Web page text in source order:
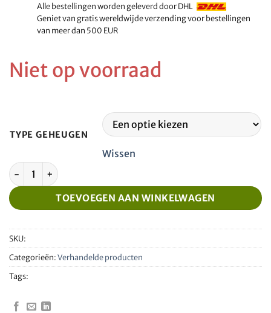
Alle bestellingen worden geleverd door DHL
Geniet van gratis wereldwijde verzending voor bestellingen
van meer dan 500 EUR
Niet op voorraad
TYPE GEHEUGEN
Wissen
Raspberry Pi4 Model B 2GB + Levtech zeer efficiënte koeler
TOEVOEGEN AAN WINKELWAGEN
SKU:
Categorieën:Verhandelde producten
Tags: